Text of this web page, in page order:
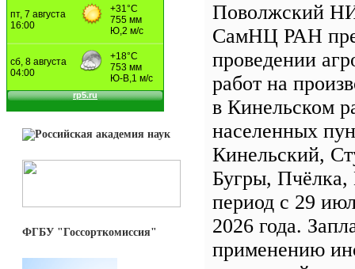
ФГБУ "Госсорткомиссия"
Поволжский
СамНЦ РАН
проведении
работ на
в Кинельском
населенных
Кинельский,
Бугры,
период с 29
2026 года.
применению